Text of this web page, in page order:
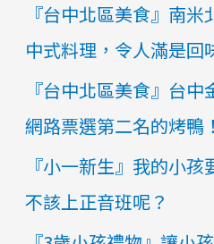
『台中北區美食』南
中式料理，令人滿是回
『台中北區美食』台
網路票選第二名的烤鴨！
『小一新生』我的小
不該上正音班呢？